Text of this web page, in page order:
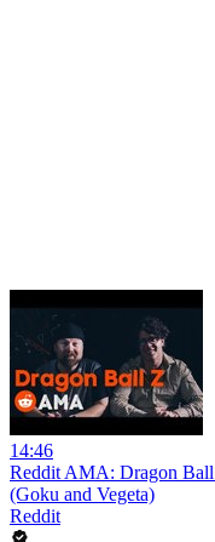
14:46
Reddit AMA: Dragon Ball
(Goku and Vegeta)
Reddit